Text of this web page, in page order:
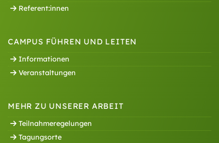
Referent:innen
CAMPUS FÜHREN UND LEITEN
Informationen
Veranstaltungen
MEHR ZU UNSERER ARBEIT
Teilnahmeregelungen
Tagungsorte